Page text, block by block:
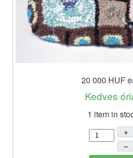
20 000 HUF
Kedves
1 item in
+
–